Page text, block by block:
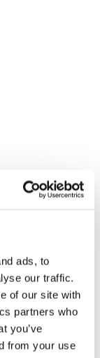
ads, to
our traffic.
of our site with
partners who
you’ve
from your use